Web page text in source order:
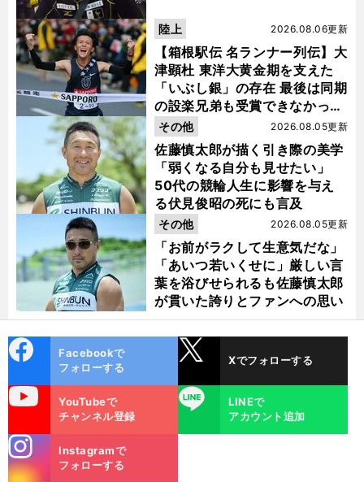
【箱根駅伝 名ランナー列伝】大
津顕杜 東洋大黄金期を支えた
「いぶし銀」の存在 最後は同期
の設楽兄弟も受賞できなかった
金栗杯に輝く
2026.08.06更新
陸上
佐藤慎太郎が描く引き際の美学
「弱くなる自分も見せたい」
50代の競輪人生に影響を与え
る伏見俊昭の死にも言及
2026.08.05更新
その他
「お前がラクして生意気だな」
「あいつ若いくせに」厳しい言
葉を浴びせられるも佐藤慎太郎
が貫いた誇りとファンへの思い
2026.08.05更新
その他
ok
Facebookで
フォローする
Xでフォローする
YouTubeで
チャンネル登録
LINE
LINEで
アカウント追加
m
Instagramで
フォローする